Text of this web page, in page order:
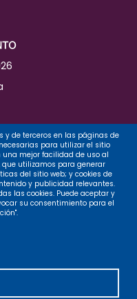
y de terceros en las páginas de
para utilizar el sitio
una mejor facilidad de uso al
que utilizamos para generar
del sitio web; y cookies de
y publicidad relevantes.
las cookies. Puede aceptar y
su consentimiento para el